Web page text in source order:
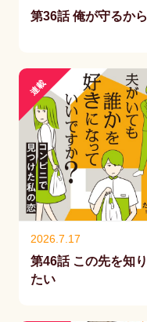
第36話 俺が守るから
連載
2026.7.17
第46話 この先を知り
たい